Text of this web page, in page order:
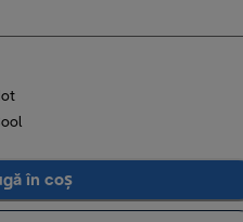
în coș